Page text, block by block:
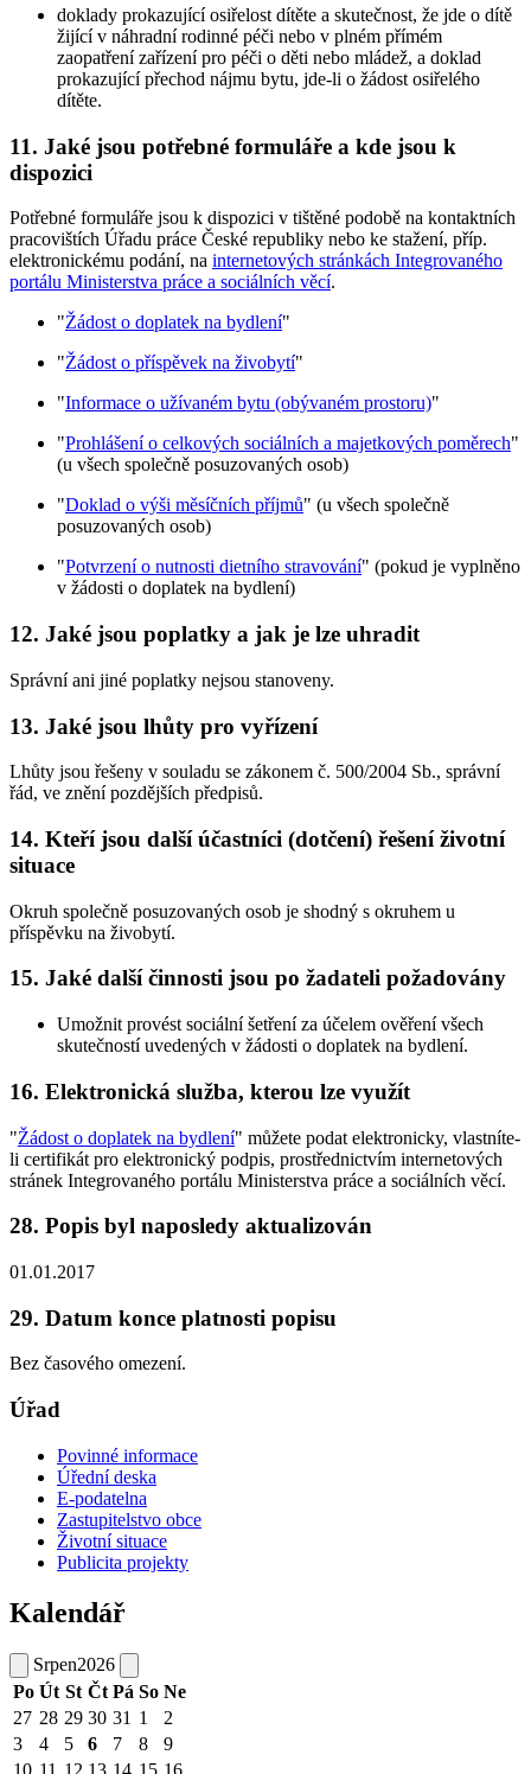
doklady prokazující osiřelost dítěte a skutečnost, že jde o dítě
žijící v náhradní rodinné péči nebo v plném přímém
zaopatření zařízení pro péči o děti nebo mládež, a doklad
prokazující přechod nájmu bytu, jde-li o žádost osiřelého
dítěte.
11. Jaké jsou potřebné formuláře a kde jsou k
dispozici
Potřebné formuláře jsou k dispozici v tištěné podobě na kontaktních
pracovištích Úřadu práce České republiky nebo ke stažení, příp.
elektronickému podání, na internetových stránkách Integrovaného
portálu Ministerstva práce a sociálních věcí.
"Žádost o doplatek na bydlení"
"Žádost o příspěvek na živobytí"
"Informace o užívaném bytu (obývaném prostoru)"
"Prohlášení o celkových sociálních a majetkových poměrech"
(u všech společně posuzovaných osob)
"Doklad o výši měsíčních příjmů" (u všech společně
posuzovaných osob)
"Potvrzení o nutnosti dietního stravování" (pokud je vyplněno
v žádosti o doplatek na bydlení)
12. Jaké jsou poplatky a jak je lze uhradit
Správní ani jiné poplatky nejsou stanoveny.
13. Jaké jsou lhůty pro vyřízení
Lhůty jsou řešeny v souladu se zákonem č. 500/2004 Sb., správní
řád, ve znění pozdějších předpisů.
14. Kteří jsou další účastníci (dotčení) řešení životní
situace
Okruh společně posuzovaných osob je shodný s okruhem u
příspěvku na živobytí.
15. Jaké další činnosti jsou po žadateli požadovány
Umožnit provést sociální šetření za účelem ověření všech
skutečností uvedených v žádosti o doplatek na bydlení.
16. Elektronická služba, kterou lze využít
"Žádost o doplatek na bydlení" můžete podat elektronicky, vlastníte-
li certifikát pro elektronický podpis, prostřednictvím internetových
stránek Integrovaného portálu Ministerstva práce a sociálních věcí.
28. Popis byl naposledy aktualizován
01.01.2017
29. Datum konce platnosti popisu
Bez časového omezení.
Úřad
Povinné informace
Úřední deska
E-podatelna
Zastupitelstvo obce
Životní situace
Publicita projekty
Kalendář
Srpen2026
Po Út St Čt Pá So Ne
27 28 29 30 31 1
2
3
4 5 6 7 8
9
10 11 12 13 14 15 16